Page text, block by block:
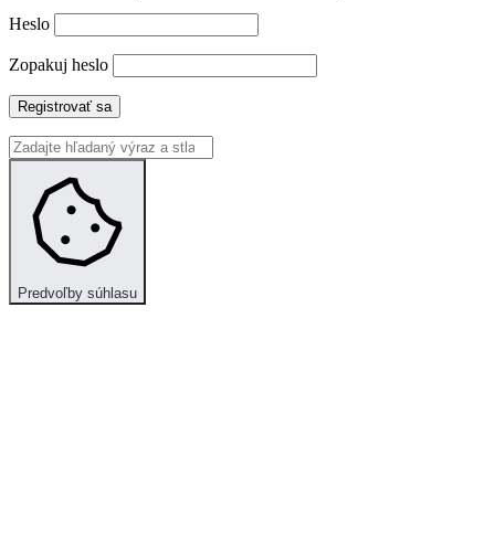
Heslo
Zopakuj heslo
Registrovať sa
Predvoľby súhlasu